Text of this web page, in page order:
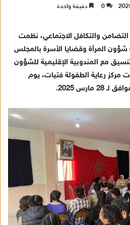
0 دقيقة واحدة
والتكافل الاجتماعي، نظمت
شؤون المرأة وقضايا الأسرة بالمجلس
مع المندوبية الإقليمية للشؤون
مركز رعاية الطفولة فتيات، يوم